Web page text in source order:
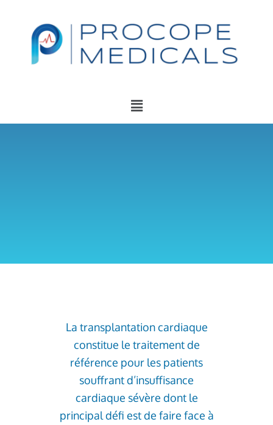
La transplantation cardiaque
constitue le traitement de
référence pour les patients
souffrant d’insuffisance
cardiaque sévère dont le
principal défi est de faire face à